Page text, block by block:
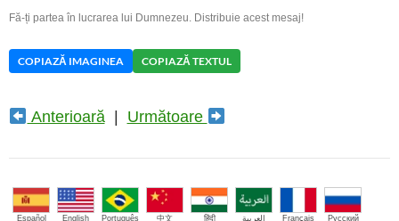
Fă-ți partea în lucrarea lui Dumnezeu. Distribuie acest mesaj!
COPIAZĂ IMAGINEA COPIAZĂ TEXTUL
Anterioară| Următoare
Español English Português 中文 हिंदी العربية Français Русский